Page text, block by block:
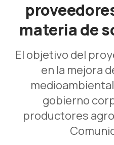
materia de
El objetivo del
en la mejora
gobierno
productores